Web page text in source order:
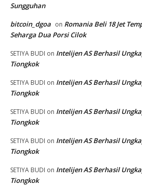
Sungguhan
bitcoin_dgoa on Romania Beli 18 Jet
Seharga Dua Porsi Cilok
SETIYA BUDI on Intelijen AS Berhasil
Tiongkok
SETIYA BUDI on Intelijen AS Berhasil
Tiongkok
SETIYA BUDI on Intelijen AS Berhasil
Tiongkok
SETIYA BUDI on Intelijen AS Berhasil
Tiongkok
SETIYA BUDI on Intelijen AS Berhasil
Tiongkok